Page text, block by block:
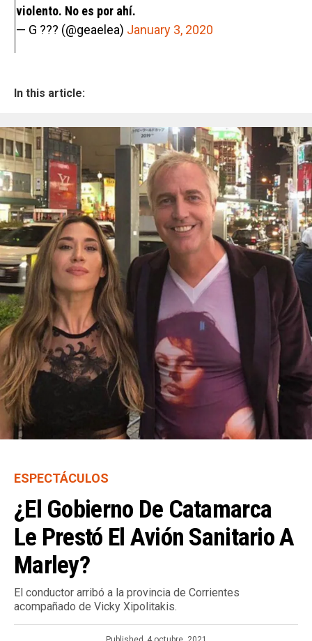
violento. No es por ahí.
— G ??? (@geaelea) January 3, 2020
In this article:
ESPECTÁCULOS
¿El Gobierno De Catamarca
Le Prestó El Avión Sanitario A
Marley?
El conductor arribó a la provincia de Corrientes
acompañado de Vicky Xipolitakis.